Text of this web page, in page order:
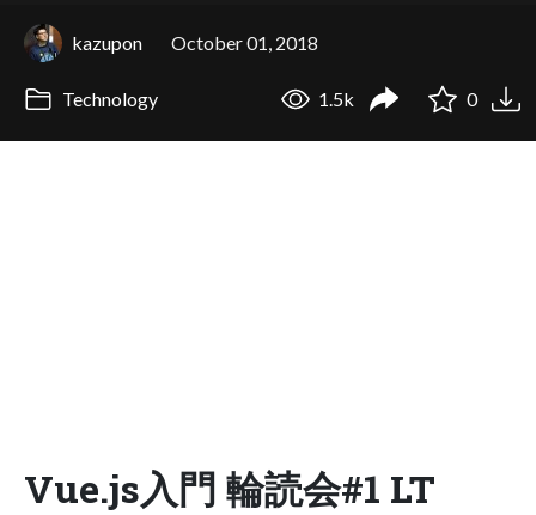
kazupon October 01, 2018
Technology 1.5k 0
Vue.js入門 輪読会#1 LT